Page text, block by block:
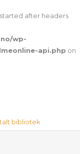
after headers
wp-
api.php on
bibliotek